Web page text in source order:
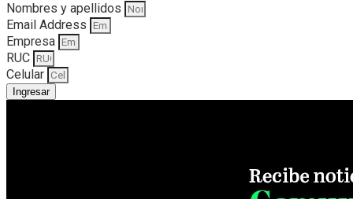
Nombres y apellidos
Email Address
Empresa
RUC
Celular
Ingresar